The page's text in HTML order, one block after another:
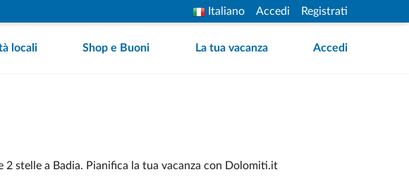
Italiano Accedi Registrati
locali Shop e Buoni La tua vacanza Accedi
stelle a Badia. Pianifica la tua vacanza con Dolomiti.it